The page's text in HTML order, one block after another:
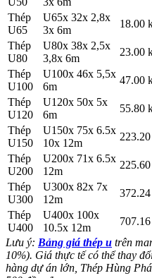
Thép
U65
U65x 32x 2,8x
3x 6m
18.00
Thép
U80
U80x 38x 2,5x
3,8x 6m
23.00
Thép
U100
U100x 46x 5,5x
6m
47.00
Thép
U120
U120x 50x 5x
6m
55.80
Thép
U150
U150x 75x 6.5x
10x 12m
Thép
U200
U200x 71x 6.5x
12m
Thép
U300
U300x 82x 7x
12m
Thép
U400
U400x 100x
10.5x 12m
Lưu ý: Bảng giá thép u trên
10%). Giá thực tế có thể thay
hàng dự án lớn, Thép Hùng